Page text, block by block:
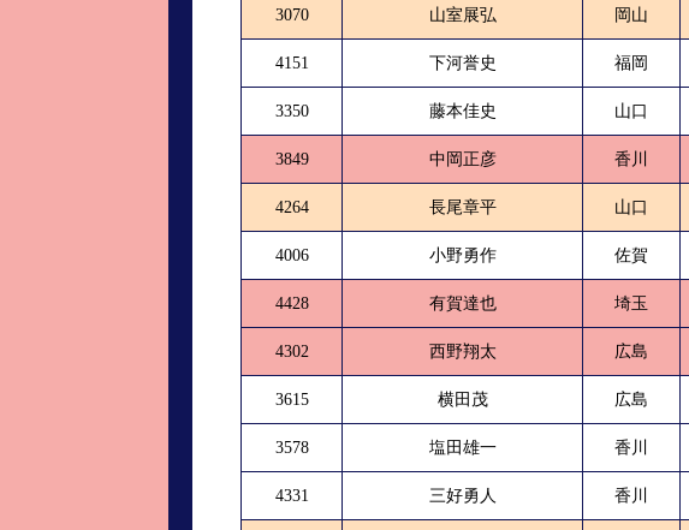
3070 山室展弘 岡山
4151 下河誉史 福岡
3350 藤本佳史 山口
3849 中岡正彦 香川
4264 長尾章平 山口
4006 小野勇作 佐賀
4428 有賀達也 埼玉
4302 西野翔太 広島
3615 横田茂 広島
3578 塩田雄一 香川
4331 三好勇人 香川